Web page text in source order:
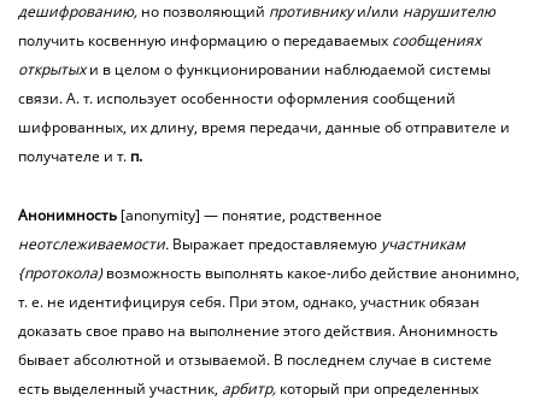
дешифрованию, но позволяющий противникуи/или нарушителю
получить косвенную информацию о передаваемых сообщениях
открытыхи в целом о функционировании наблюдаемой системы
связи. А. т. использует особенности оформления сообщений
шифрованных, их длину, время передачи, данные об отправителе и
получателе и т. п.
Анонимность [anonymity] — понятие, родственное
неотслеживаемости. Выражает предоставляемую участникам
{протокола) возможность выполнять какое-либо действие анонимно,
т. е. не идентифицируя себя. При этом, однако, участник обязан
доказать свое право на выполнение этого действия. Анонимность
бывает абсолютной и отзываемой. В последнем случае в системе
есть выделенный участник, арбитр, который при определенных